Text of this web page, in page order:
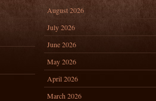
August 2026
July 2026
June 2026
May 2026
April 2026
March 2026